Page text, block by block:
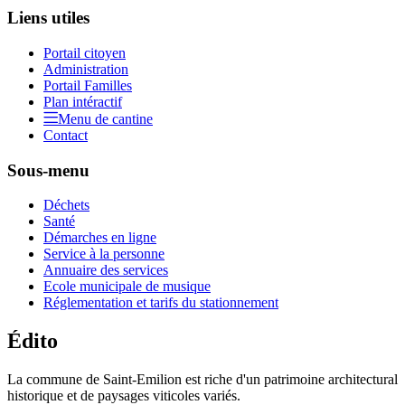
Liens utiles
Portail citoyen
Administration
Portail Familles
Plan intéractif
Menu de cantine
Contact
Sous-menu
Déchets
Santé
Démarches en ligne
Service à la personne
Annuaire des services
Ecole municipale de musique
Réglementation et tarifs du stationnement
Édito
La commune de Saint-Emilion est riche d'un patrimoine architectural
historique et de paysages viticoles variés.